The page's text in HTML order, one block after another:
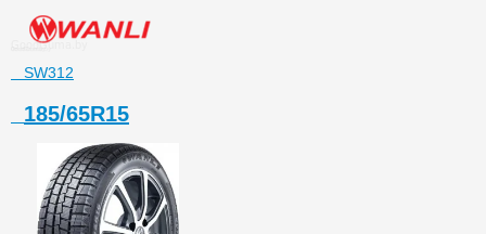
SW312
185/65R15